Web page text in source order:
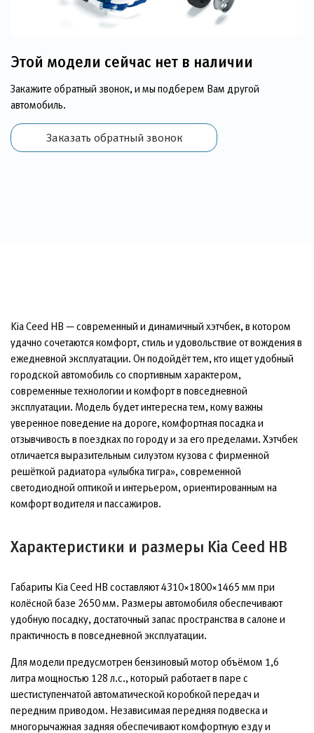
Этой модели сейчас нет в наличии
Закажите обратный звонок, и мы подберем Вам другой
автомобиль.
Заказать обратный звонок
Kia Ceed HB — современный и динамичный хэтчбек, в котором
удачно сочетаются комфорт, стиль и удовольствие от вождения в
ежедневной эксплуатации. Он подойдёт тем, кто ищет удобный
городской автомобиль со спортивным характером,
современные технологии и комфорт в повседневной
эксплуатации. Модель будет интересна тем, кому важны
уверенное поведение на дороге, комфортная посадка и
отзывчивость в поездках по городу и за его пределами. Хэтчбек
отличается выразительным силуэтом кузова с фирменной
решёткой радиатора «улыбка тигра», современной
светодиодной оптикой и интерьером, ориентированным на
комфорт водителя и пассажиров.
Характеристики и размеры Kia Ceed HB
Габариты Kia Ceed HB составляют 4310×1800×1465 мм при
колёсной базе 2650 мм. Размеры автомобиля обеспечивают
удобную посадку, достаточный запас пространства в салоне и
практичность в повседневной эксплуатации.
Для модели предусмотрен бензиновый мотор объёмом 1,6
литра мощностью 128 л.с., который работает в паре с
шестиступенчатой автоматической коробкой передач и
передним приводом. Независимая передняя подвеска и
многорычажная задняя обеспечивают комфортную езду и